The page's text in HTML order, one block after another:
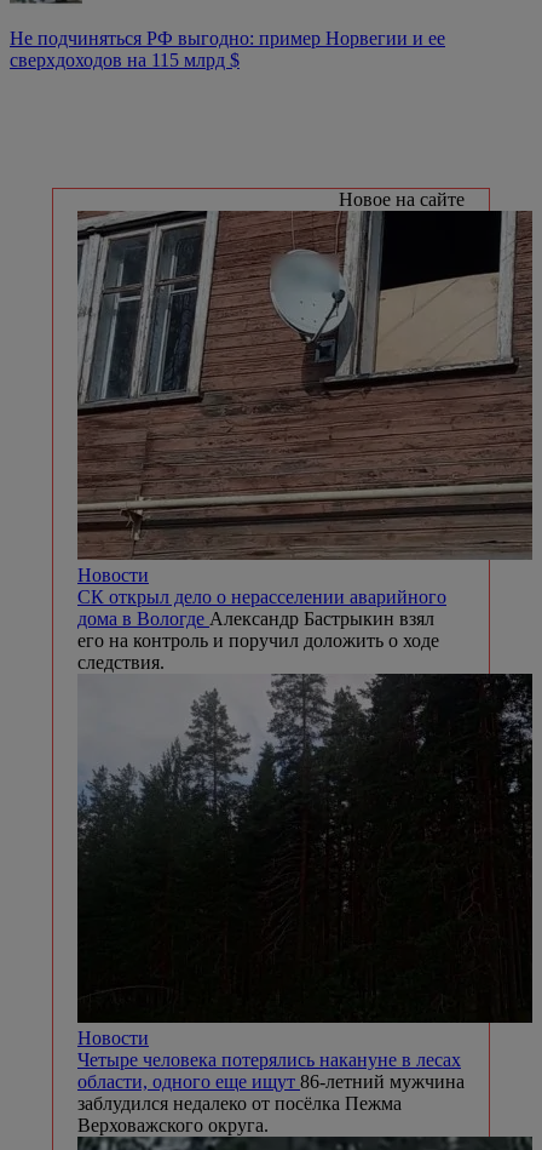
Не подчиняться РФ выгодно: пример Норвегии и ее
сверхдоходов на 115 млрд $
Новое на сайте
Новости
СК открыл дело о нерасселении аварийного
дома в Вологде Александр Бастрыкин взял
его на контроль и поручил доложить о ходе
следствия.
Новости
Четыре человека потерялись накануне в лесах
области, одного еще ищут 86-летний мужчина
заблудился недалеко от посёлка Пежма
Верховажского округа.